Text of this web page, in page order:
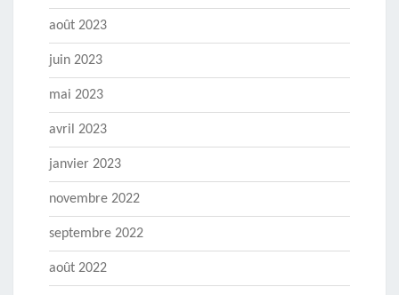
août 2023
juin 2023
mai 2023
avril 2023
janvier 2023
novembre 2022
septembre 2022
août 2022